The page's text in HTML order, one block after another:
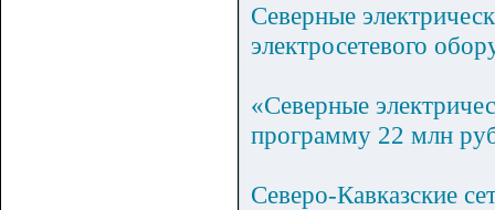
Северные
электросетевого
«Северные
программу 22 млн
Северо-Кавказские